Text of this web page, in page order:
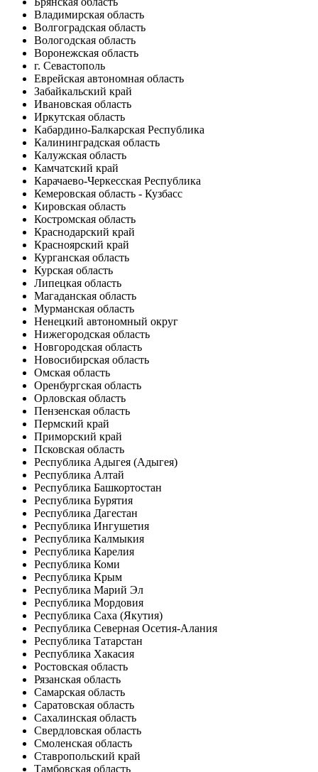
Владимирская область
Волгоградская область
Вологодская область
Воронежская область
г. Севастополь
Еврейская автономная область
Забайкальский край
Ивановская область
Иркутская область
Кабардино-Балкарская Республика
Калининградская область
Калужская область
Камчатский край
Карачаево-Черкесская Республика
Кемеровская область - Кузбасс
Кировская область
Костромская область
Краснодарский край
Красноярский край
Курганская область
Курская область
Липецкая область
Магаданская область
Мурманская область
Ненецкий автономный округ
Нижегородская область
Новгородская область
Новосибирская область
Омская область
Оренбургская область
Орловская область
Пензенская область
Пермский край
Приморский край
Псковская область
Республика Адыгея (Адыгея)
Республика Алтай
Республика Башкортостан
Республика Бурятия
Республика Дагестан
Республика Ингушетия
Республика Калмыкия
Республика Карелия
Республика Коми
Республика Крым
Республика Марий Эл
Республика Мордовия
Республика Саха (Якутия)
Республика Северная Осетия-Алания
Республика Татарстан
Республика Хакасия
Ростовская область
Рязанская область
Самарская область
Саратовская область
Сахалинская область
Свердловская область
Смоленская область
Ставропольский край
Тамбовская область